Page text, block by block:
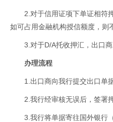
2.对于信用证项下单证相符
如可占用金融机构授信额度，则
3.对于D/A托收押汇，出口
办理流程
1.出口商向我行提交出口单
2.我行经审核无误后，签署
3.我行将单据寄往国外银行